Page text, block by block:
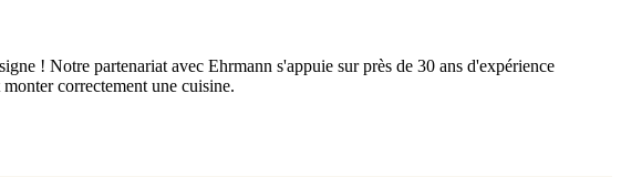
! Notre partenariat avec Ehrmann s'appuie sur près de 30 ans d'expérience
correctement une cuisine.